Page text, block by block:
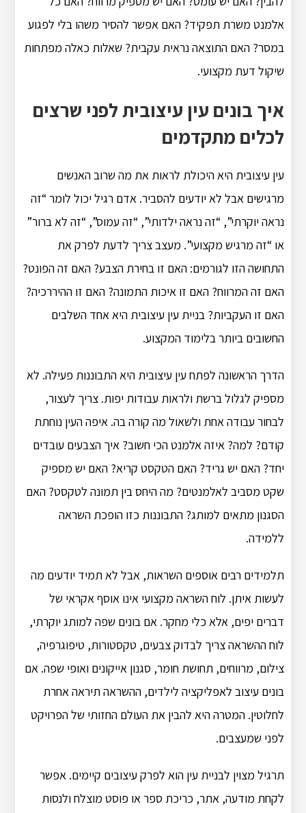
אלמנט משרת תפקיד? האם אפשר להסיר משהו בלי לפגוע
במסר? האם התוצאה נראית עקבית? שאלות כאלה מפתחות
שיקול דעת מקצועי.
איך בונים עין עיצובית לפני שרצים
לכלים מתקדמים
עין עיצובית היא היכולת לראות את מה שרוב האנשים
מרגישים אבל לא יודעים להסביר. אדם רגיל יכול לומר “זה
נראה יוקרתי”, “זה נראה ילדותי”, “זה עמוס”, “זה לא ברור”
או “זה מרגיש מקצועי”. מעצב צריך לדעת לפרק את
התחושה הזו לגורמים: האם זו בחירת הצבע? האם זה הפונט?
האם זה המרווח? האם זו איכות התמונה? האם זו ההיררכיה?
האם זו העקביות? בניית עין עיצובית היא אחד השלבים
החשובים ביותר בלימוד המקצוע.
הדרך הראשונה לפתח עין עיצובית היא התבוננות פעילה. לא
מספיק לגלול ברשת ולראות עבודות יפות. צריך לעצור,
לבחור עבודה אחת ולשאול מה קורה בה. איפה העין נוחתת
קודם? למה? איזה אלמנט הכי חשוב? איך הצבעים עובדים
יחד? האם יש גריד? האם הטקסט קריא? האם יש מספיק
שקט מסביב לאלמנטים? מה היחס בין תמונה לטקסט? האם
הסגנון מתאים למותג? התבוננות כזו הופכת השראה
ללמידה.
תלמידים רבים אוספים השראות, אבל לא תמיד יודעים מה
לעשות איתן. לוח השראה מקצועי אינו אוסף אקראי של
דברים יפים, אלא כלי מחקר. אם בונים שפה למותג יוקרתי,
לוח ההשראה צריך לבדוק צבעים, טקסטורות, טיפוגרפיה,
צילום, מרווחים, תחושת חומר, סגנון אייקונים ואופי שפה. אם
בונים עיצוב לאפליקציה לילדים, ההשראה תיראה אחרת
לחלוטין. המטרה היא להבין את העולם החזותי של הפרויקט
לפני שמעצבים.
תרגיל מצוין לבניית עין הוא לפרק עיצובים קיימים. אפשר
לקחת מודעה, אתר, כריכת ספר או פוסט מוצלח ולנסות